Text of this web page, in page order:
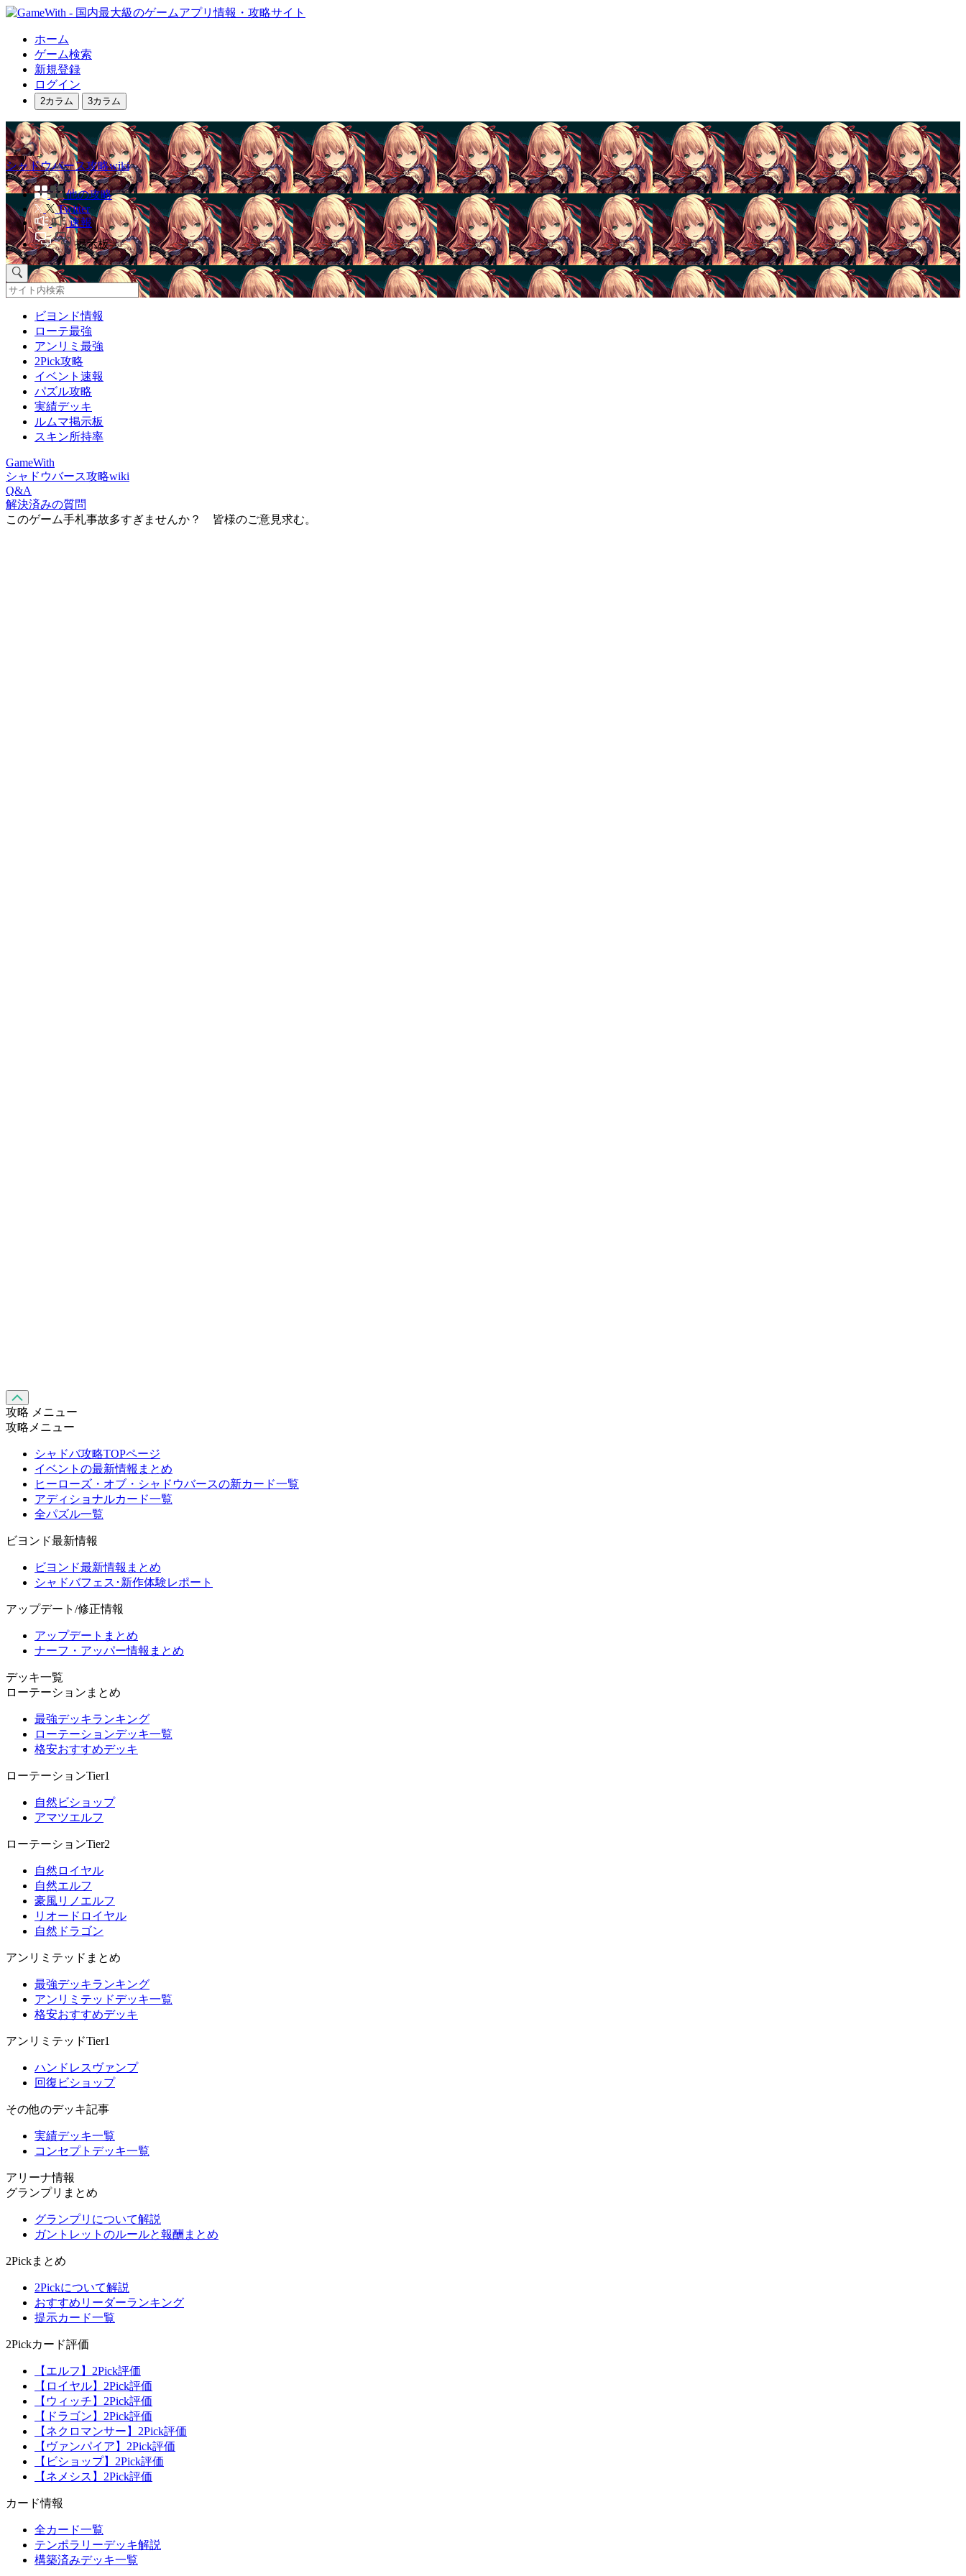
ホーム
ゲーム検索
新規登録
ログイン
2カラム 3カラム
シャドウバース攻略wiki
他の攻略
Twitter
速報
掲示板
ビヨンド情報
ローテ最強
アンリミ最強
2Pick攻略
イベント速報
パズル攻略
実績デッキ
ルムマ掲示板
スキン所持率
GameWith
シャドウバース攻略wiki
Q&A
解決済みの質問
このゲーム手札事故多すぎませんか？ 皆様のご意見求む。
攻略 メニュー
攻略メニュー
シャドバ攻略TOPページ
イベントの最新情報まとめ
ヒーローズ・オブ・シャドウバースの新カード一覧
アディショナルカード一覧
全パズル一覧
ビヨンド最新情報
ビヨンド最新情報まとめ
シャドバフェス･新作体験レポート
アップデート/修正情報
アップデートまとめ
ナーフ・アッパー情報まとめ
デッキ一覧
ローテーションまとめ
最強デッキランキング
ローテーションデッキ一覧
格安おすすめデッキ
ローテーションTier1
自然ビショップ
アマツエルフ
ローテーションTier2
自然ロイヤル
自然エルフ
豪風リノエルフ
リオードロイヤル
自然ドラゴン
アンリミテッドまとめ
最強デッキランキング
アンリミテッドデッキ一覧
格安おすすめデッキ
アンリミテッドTier1
ハンドレスヴァンプ
回復ビショップ
その他のデッキ記事
実績デッキ一覧
コンセプトデッキ一覧
アリーナ情報
グランプリまとめ
グランプリについて解説
ガントレットのルールと報酬まとめ
2Pickまとめ
2Pickについて解説
おすすめリーダーランキング
提示カード一覧
2Pickカード評価
【エルフ】2Pick評価
【ロイヤル】2Pick評価
【ウィッチ】2Pick評価
【ドラゴン】2Pick評価
【ネクロマンサー】2Pick評価
【ヴァンパイア】2Pick評価
【ビショップ】2Pick評価
【ネメシス】2Pick評価
カード情報
全カード一覧
テンポラリーデッキ解説
構築済みデッキ一覧